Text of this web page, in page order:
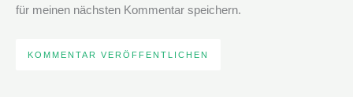
für meinen nächsten Kommentar speichern.